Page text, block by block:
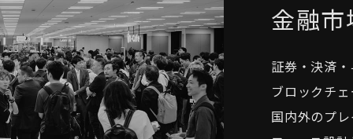
金融市
証券・決済
ブロックチ
国内外のプ